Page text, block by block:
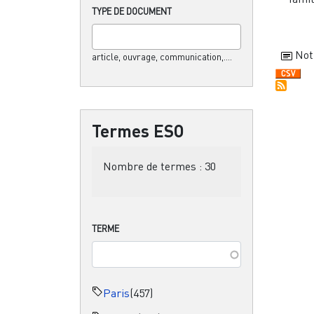
TYPE DE DOCUMENT
article, ouvrage, communication,....
Termes ESO
Nombre de termes : 30
TERME
Paris(457)